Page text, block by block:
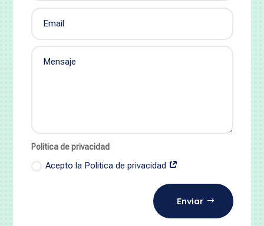
Politica de privacidad
Acepto la Politica de privacidad
Enviar